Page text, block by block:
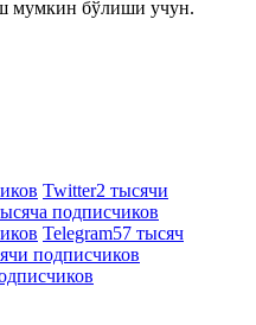
мумкин бўлиши учун.
Twitter2 тысячи
подписчиков
Telegram57 тысяч
подписчиков